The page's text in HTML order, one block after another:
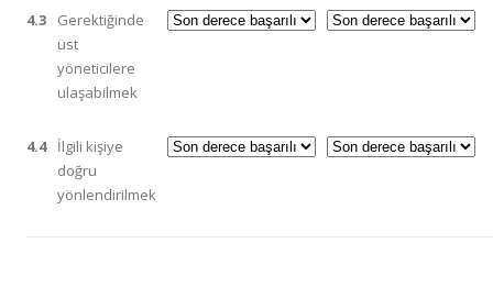
4.3
Gerektiğinde
üst
yöneticilere
ulaşabilmek
4.4
İlgili kişiye
doğru
yönlendirilmek